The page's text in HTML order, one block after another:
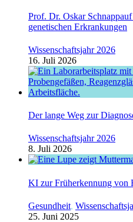
Prof. Dr. Oskar
genetischen Erkrankungen
Wissenschaftsjahr 2026
16. Juli 2026
Der lange Weg zur
Wissenschaftsjahr 2026
8. Juli 2026
KI zur Früherkennung von
Gesundheit,
25. Juni 2025